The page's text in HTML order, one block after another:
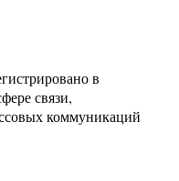
в
связи,
коммуникаций